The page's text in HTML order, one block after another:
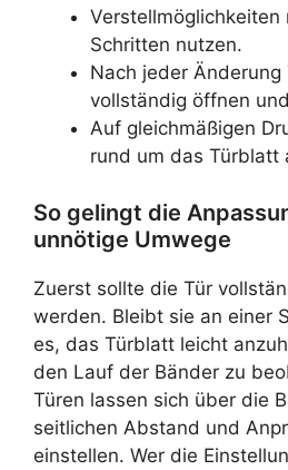
Verstellmöglichkeiten
Schritten nutzen.
Nach jeder Änderung
vollständig öffnen
Auf gleichmäßigen
rund um das Türblatt
So gelingt die
unnötige Umwege
Zuerst sollte die Tür
werden. Bleibt sie an einer
es, das Türblatt leicht
den Lauf der Bänder zu
Türen lassen sich über die
seitlichen Abstand und
einstellen. Wer die